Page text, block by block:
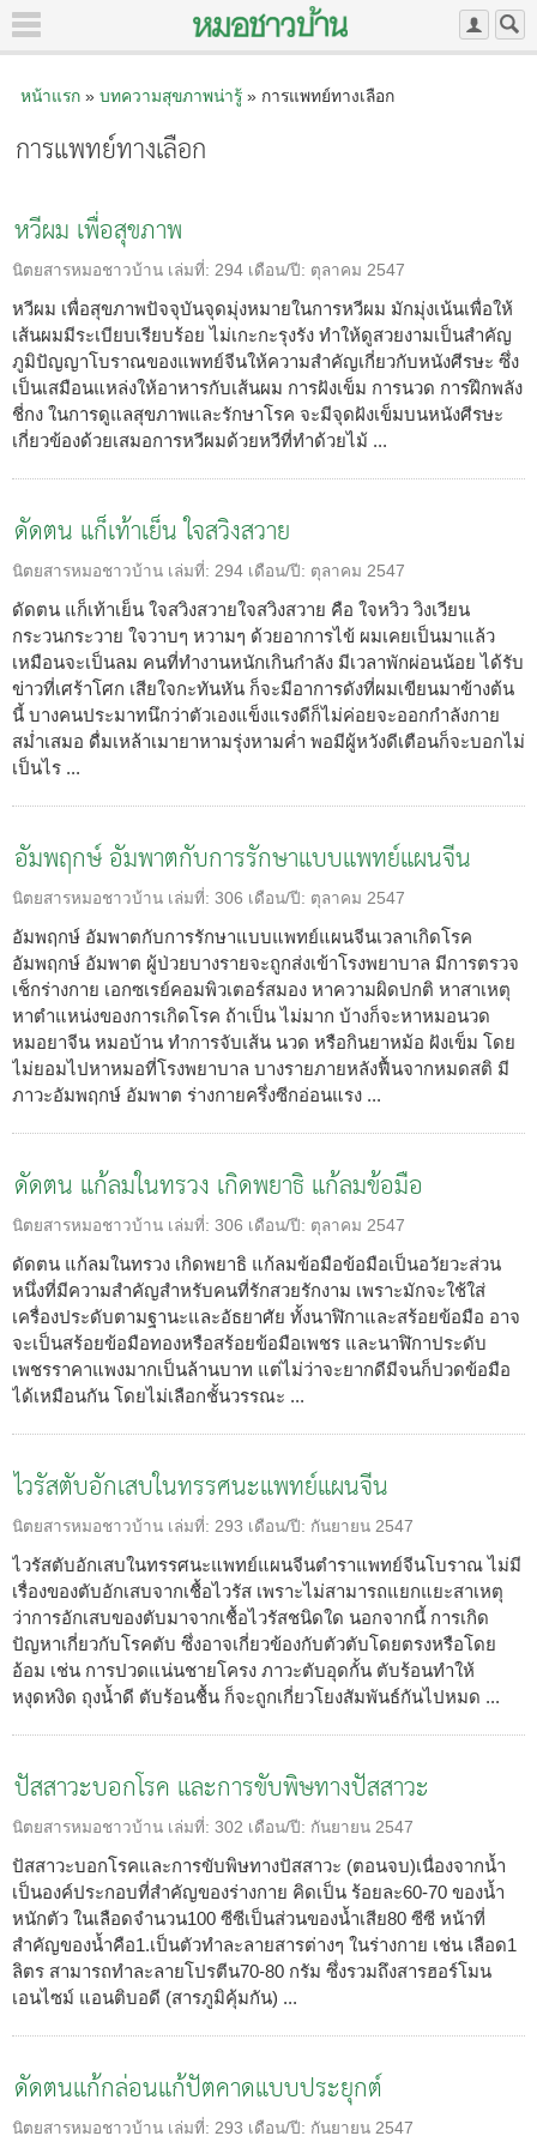
หน้าแรก» บทความสุขภาพน่ารู้» การแพทย์ทางเลือก
การแพทย์ทางเลือก
หวีผม เพื่อสุขภาพ
นิตยสารหมอชาวบ้าน เล่มที่: 294 เดือน/ปี: ตุลาคม 2547
หวีผม เพื่อสุขภาพปัจจุบันจุดมุ่งหมายในการหวีผม มักมุ่งเน้นเพื่อให้
เส้นผมมีระเบียบเรียบร้อย ไม่เกะกะรุงรัง ทำให้ดูสวยงามเป็นสำคัญ
ภูมิปัญญาโบราณของแพทย์จีนให้ความสำคัญเกี่ยวกับหนังศีรษะ ซึ่ง
เป็นเสมือนแหล่งให้อาหารกับเส้นผม การฝังเข็ม การนวด การฝึกพลัง
ชี่กง ในการดูแลสุขภาพและรักษาโรค จะมีจุดฝังเข็มบนหนังศีรษะ
เกี่ยวข้องด้วยเสมอการหวีผมด้วยหวีที่ทำด้วยไม้ ...
ดัดตน แก็เท้าเย็น ใจสวิงสวาย
นิตยสารหมอชาวบ้าน เล่มที่: 294 เดือน/ปี: ตุลาคม 2547
ดัดตน แก็เท้าเย็น ใจสวิงสวายใจสวิงสวาย คือ ใจหวิว วิงเวียน
กระวนกระวาย ใจวาบๆ หวามๆ ด้วยอาการไข้ ผมเคยเป็นมาแล้ว
เหมือนจะเป็นลม คนที่ทำงานหนักเกินกำลัง มีเวลาพักผ่อนน้อย ได้รับ
ข่าวที่เศร้าโศก เสียใจกะทันหัน ก็จะมีอาการดังที่ผมเขียนมาข้างต้น
นี้ บางคนประมาทนึกว่าตัวเองแข็งแรงดีก็ไม่ค่อยจะออกกำลังกาย
สม่ำเสมอ ดื่มเหล้าเมายาหามรุ่งหามค่ำ พอมีผู้หวังดีเตือนก็จะบอกไม่
เป็นไร ...
อัมพฤกษ์ อัมพาตกับการรักษาแบบแพทย์แผนจีน
นิตยสารหมอชาวบ้าน เล่มที่: 306 เดือน/ปี: ตุลาคม 2547
อัมพฤกษ์ อัมพาตกับการรักษาแบบแพทย์แผนจีนเวลาเกิดโรค
อัมพฤกษ์ อัมพาต ผู้ป่วยบางรายจะถูกส่งเข้าโรงพยาบาล มีการตรวจ
เช็กร่างกาย เอกซเรย์คอมพิวเตอร์สมอง หาความผิดปกติ หาสาเหตุ
หาตำแหน่งของการเกิดโรค ถ้าเป็น ไม่มาก บ้างก็จะหาหมอนวด
หมอยาจีน หมอบ้าน ทำการจับเส้น นวด หรือกินยาหม้อ ฝังเข็ม โดย
ไม่ยอมไปหาหมอที่โรงพยาบาล บางรายภายหลังฟื้นจากหมดสติ มี
ภาวะอัมพฤกษ์ อัมพาต ร่างกายครึ่งซีกอ่อนแรง ...
ดัดตน แก้ลมในทรวง เกิดพยาธิ แก้ลมข้อมือ
นิตยสารหมอชาวบ้าน เล่มที่: 306 เดือน/ปี: ตุลาคม 2547
ดัดตน แก้ลมในทรวง เกิดพยาธิ แก้ลมข้อมือข้อมือเป็นอวัยวะส่วน
หนึ่งที่มีความสำคัญสำหรับคนที่รักสวยรักงาม เพราะมักจะใช้ใส่
เครื่องประดับตามฐานะและอัธยาศัย ทั้งนาฬิกาและสร้อยข้อมือ อาจ
จะเป็นสร้อยข้อมือทองหรือสร้อยข้อมือเพชร และนาฬิกาประดับ
เพชรราคาแพงมากเป็นล้านบาท แต่ไม่ว่าจะยากดีมีจนก็ปวดข้อมือ
ได้เหมือนกัน โดยไม่เลือกชั้นวรรณะ ...
ไวรัสตับอักเสบในทรรศนะแพทย์แผนจีน
นิตยสารหมอชาวบ้าน เล่มที่: 293 เดือน/ปี: กันยายน 2547
ไวรัสตับอักเสบในทรรศนะแพทย์แผนจีนตำราแพทย์จีนโบราณ ไม่มี
เรื่องของตับอักเสบจากเชื้อไวรัส เพราะไม่สามารถแยกแยะสาเหตุ
ว่าการอักเสบของตับมาจากเชื้อไวรัสชนิดใด นอกจากนี้ การเกิด
ปัญหาเกี่ยวกับโรคตับ ซึ่งอาจเกี่ยวข้องกับตัวตับโดยตรงหรือโดย
อ้อม เช่น การปวดแน่นชายโครง ภาวะตับอุดกั้น ตับร้อนทำให้
หงุดหงิด ถุงน้ำดี ตับร้อนชื้น ก็จะถูกเกี่ยวโยงสัมพันธ์กันไปหมด ...
ปัสสาวะบอกโรค และการขับพิษทางปัสสาวะ
นิตยสารหมอชาวบ้าน เล่มที่: 302 เดือน/ปี: กันยายน 2547
ปัสสาวะบอกโรคและการขับพิษทางปัสสาวะ (ตอนจบ)เนื่องจากน้ำ
เป็นองค์ประกอบที่สำคัญของร่างกาย คิดเป็น ร้อยละ60-70 ของน้ำ
หนักตัว ในเลือดจำนวน100 ซีซีเป็นส่วนของน้ำเสีย80 ซีซี หน้าที่
สำคัญของน้ำคือ1.เป็นตัวทำละลายสารต่างๆ ในร่างกาย เช่น เลือด1
ลิตร สามารถทำละลายโปรตีน70-80 กรัม ซึ่งรวมถึงสารฮอร์โมน
เอนไซม์ แอนติบอดี (สารภูมิคุ้มกัน) ...
ดัดตนแก้กล่อนแก้ปัตคาดแบบประยุกต์
นิตยสารหมอชาวบ้าน เล่มที่: 293 เดือน/ปี: กันยายน 2547